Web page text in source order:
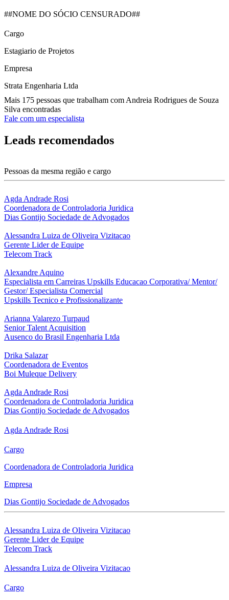
##NOME DO SÓCIO CENSURADO##
Cargo
Estagiario de Projetos
Empresa
Strata Engenharia Ltda
Mais 175 pessoas que trabalham com Andreia Rodrigues de Souza
Silva encontradas
Fale com um especialista
Leads recomendados
Pessoas da mesma região e cargo
Agda Andrade Rosi
Coordenadora de Controladoria Juridica
Dias Gontijo Sociedade de Advogados
Alessandra Luiza de Oliveira Vizitacao
Gerente Lider de Equipe
Telecom Track
Alexandre Aquino
Especialista em Carreiras Upskills Educacao Corporativa/ Mentor/
Gestor/ Especialista Comercial
Upskills Tecnico e Profissionalizante
Arianna Valarezo Turpaud
Senior Talent Acquisition
Ausenco do Brasil Engenharia Ltda
Drika Salazar
Coordenadora de Eventos
Boi Muleque Delivery
Agda Andrade Rosi
Coordenadora de Controladoria Juridica
Dias Gontijo Sociedade de Advogados
Agda Andrade Rosi
Cargo
Coordenadora de Controladoria Juridica
Empresa
Dias Gontijo Sociedade de Advogados
Alessandra Luiza de Oliveira Vizitacao
Gerente Lider de Equipe
Telecom Track
Alessandra Luiza de Oliveira Vizitacao
Cargo